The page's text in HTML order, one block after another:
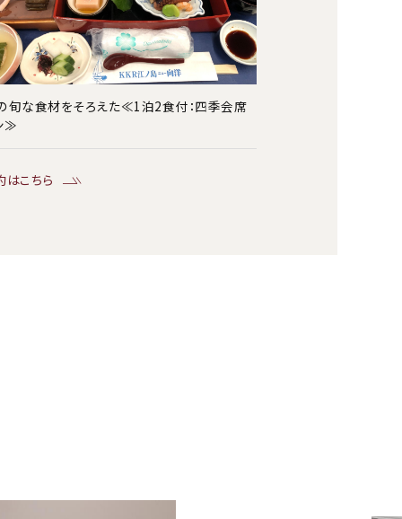
旬な食材をそろえた≪1泊2食付：四季会席
≫
はこちら